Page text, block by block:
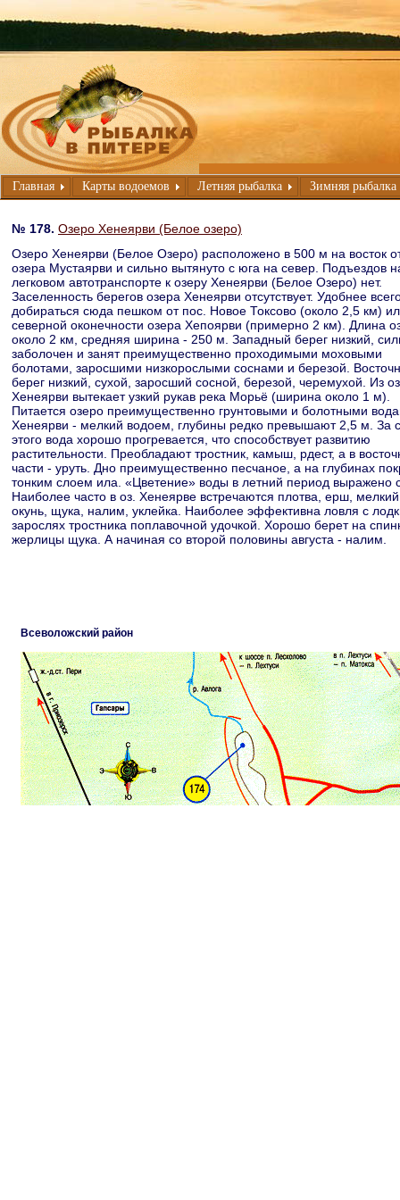
Главная Карты водоемов Летняя рыбалка Зимняя рыбалка
№ 178. Озеро Хенеярви (Белое озеро)
Озеро Хенеярви (Белое Озеро) расположено в 500 м на восток
озера Мустаярви и сильно вытянуто с юга на север. Подъездов
легковом автотранспорте к озеру Хенеярви (Белое Озеро) нет.
Заселенность берегов озера Хенеярви отсутствует. Удобнее
добираться сюда пешком от пос. Новое Токсово (около 2,5 км)
северной оконечности озера Хепоярви (примерно 2 км). Длина
около 2 км, средняя ширина - 250 м. Западный берег низкий,
заболочен и занят преимущественно проходимыми моховыми
болотами, заросшими низкорослыми соснами и березой.
берег низкий, сухой, заросший сосной, березой, черемухой. Из
Хенеярви вытекает узкий рукав река Морьё (ширина около 1 м).
Питается озеро преимущественно грунтовыми и болотными
Хенеярви - мелкий водоем, глубины редко превышают 2,5 м. За
этого вода хорошо прогревается, что способствует развитию
растительности. Преобладают тростник, камыш, рдест, а в
части - уруть. Дно преимущественно песчаное, а на глубинах
тонким слоем ила. «Цветение» воды в летний период выражено
Наиболее часто в оз. Хенеярве встречаются плотва, ерш, мелкий
окунь, щука, налим, уклейка. Наиболее эффективна ловля с
зарослях тростника поплавочной удочкой. Хорошо берет на
жерлицы щука. А начиная со второй половины августа - налим.
Всеволожский район